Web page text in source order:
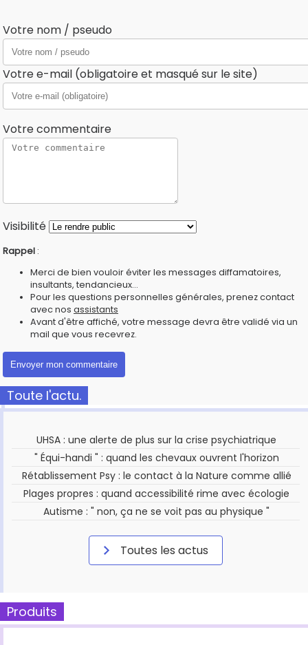
Votre nom / pseudo
Votre e-mail (obligatoire et masqué sur le site)
Votre commentaire
Visibilité
Rappel :
Merci de bien vouloir éviter les messages diffamatoires,
insultants, tendancieux...
Pour les questions personnelles générales, prenez contact
avec nos assistants
Avant d'être affiché, votre message devra être validé via un
mail que vous recevrez.
Toute l'actu.
UHSA : une alerte de plus sur la crise psychiatrique
" Équi-handi " : quand les chevaux ouvrent l'horizon
Rétablissement Psy : le contact à la Nature comme allié
Plages propres : quand accessibilité rime avec écologie
Autisme : " non, ça ne se voit pas au physique "
Toutes les actus
Produits